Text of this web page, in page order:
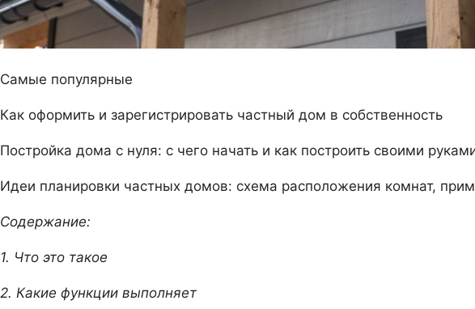
Самые популярные
Как оформить и зарегистрировать частный дом в собственность
Постройка дома с нуля: с чего начать и как построить своими
Идеи планировки частных домов: схема расположения комнат,
Содержание:
1. Что это такое
2. Какие функции выполняет